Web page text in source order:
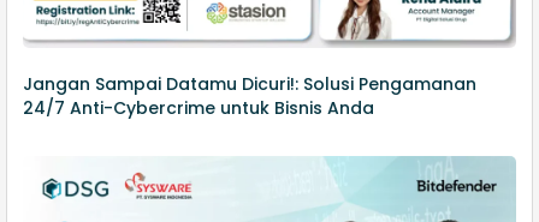
Jangan Sampai Datamu Dicuri!: Solusi Pengamanan
24/7 Anti-Cybercrime untuk Bisnis Anda